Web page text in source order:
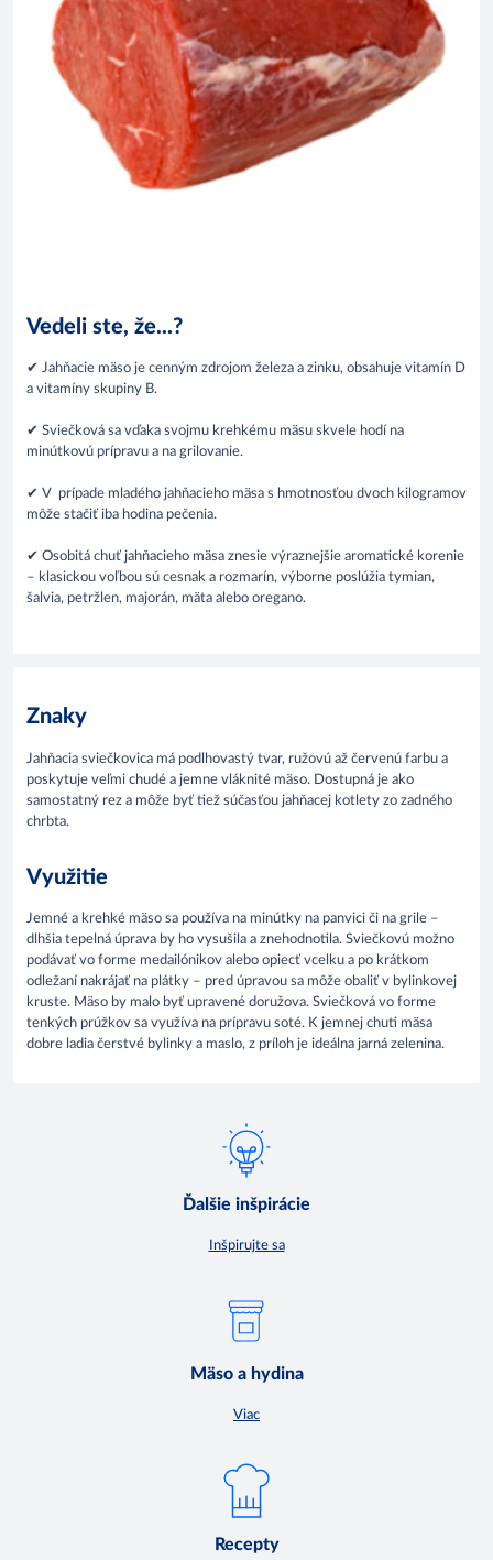
Vedeli ste, že...?
✔ Jahňacie mäso je cenným zdrojom železa a zinku, obsahuje vitamín D
a vitamíny skupiny B.
✔ Sviečková sa vďaka svojmu krehkému mäsu skvele hodí na
minútkovú prípravu a na grilovanie.
✔ V prípade mladého jahňacieho mäsa s hmotnosťou dvoch kilogramov
môže stačiť iba hodina pečenia.
✔ Osobitá chuť jahňacieho mäsa znesie výraznejšie aromatické korenie
– klasickou voľbou sú cesnak a rozmarín, výborne poslúžia tymian,
šalvia, petržlen, majorán, mäta alebo oregano.
Znaky
Jahňacia sviečkovica má podlhovastý tvar, ružovú až červenú farbu a
poskytuje veľmi chudé a jemne vláknité mäso. Dostupná je ako
samostatný rez a môže byť tiež súčasťou jahňacej kotlety zo zadného
chrbta.
Využitie
Jemné a krehké mäso sa používa na minútky na panvici či na grile –
dlhšia tepelná úprava by ho vysušila a znehodnotila. Sviečkovú možno
podávať vo forme medailónikov alebo opiecť vcelku a po krátkom
odležaní nakrájať na plátky – pred úpravou sa môže obaliť v bylinkovej
kruste. Mäso by malo byť upravené doružova. Sviečková vo forme
tenkých prúžkov sa využíva na prípravu soté. K jemnej chuti mäsa
dobre ladia čerstvé bylinky a maslo, z príloh je ideálna jarná zelenina.
Ďalšie inšpirácie
Inšpirujte sa
Mäso a hydina
Viac
Recepty